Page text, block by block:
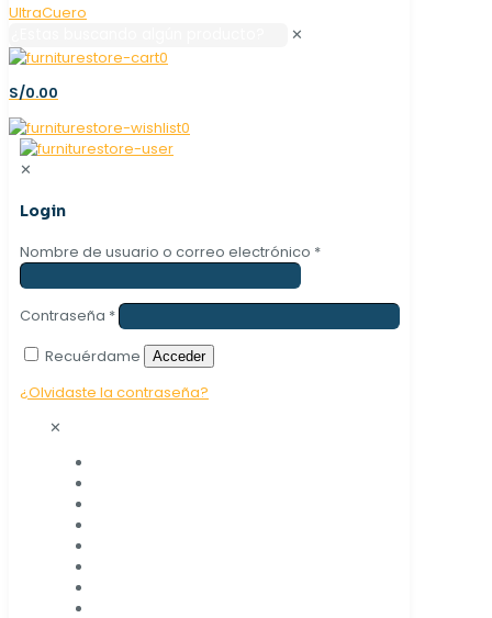
✕
0
S/0.00
0
✕
Login
Nombre de usuario o correo electrónico *
Contraseña *
Recuérdame
Acceder
¿Olvidaste la contraseña?
✕